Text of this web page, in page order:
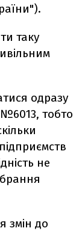
таку
одразу
тобто
не
змін до